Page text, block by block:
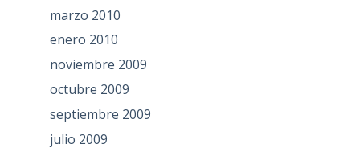
marzo 2010
enero 2010
noviembre 2009
octubre 2009
septiembre 2009
julio 2009